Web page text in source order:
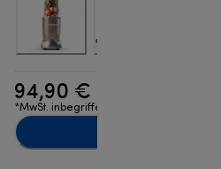
94,90 €
*MwSt. inbegriffen